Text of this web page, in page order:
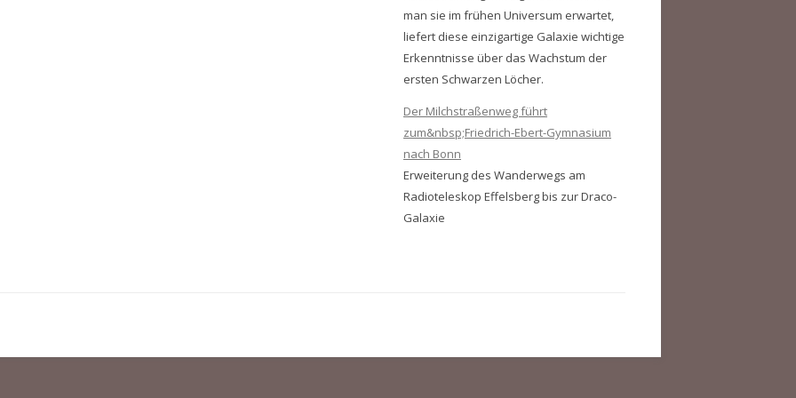
man sie im frühen Universum erwartet,
liefert diese einzigartige Galaxie wichtige
Erkenntnisse über das Wachstum der
ersten Schwarzen Löcher.
Der Milchstraßenweg führt
zum&nbsp;Friedrich-Ebert-Gymnasium
nach Bonn
Erweiterung des Wanderwegs am
Radioteleskop Effelsberg bis zur Draco-
Galaxie